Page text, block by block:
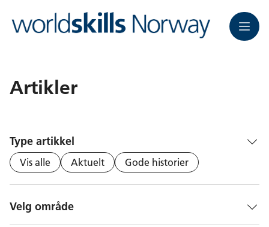
Meny
Artikler
Type artikkel
Vis alle Aktuelt Gode historier
Velg område